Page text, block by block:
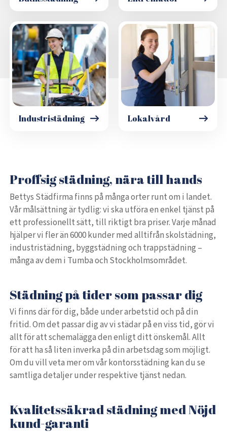
Industristädning Lokalvård
Proffsig städning, nära till hands
Bettys Städfirma finns på många orter runt om i landet.
Vår målsättning är tydlig: vi ska utföra en enkel tjänst på
ett professionellt sätt, till riktigt bra priser. Varje månad
hjälper vi fler än 6000 kunder med alltifrån skolstädning,
industristädning, byggstädning och trappstädning –
många av dem i Tumba och Stockholmsområdet.
Städning på tider som passar dig
Vi finns där för dig, både under arbetstid och på din
fritid. Om det passar dig av vi städar på en viss tid, gör vi
allt för att schemalägga den enligt ditt önskemål. Allt
för att ha så liten inverka på din arbetsdag som möjligt.
Om du vill veta mer om vår kontorsstädning kan du se
samtliga detaljer under respektive tjänst nedan.
Kvalitetssäkrad städning med Nöjd
kund-garanti